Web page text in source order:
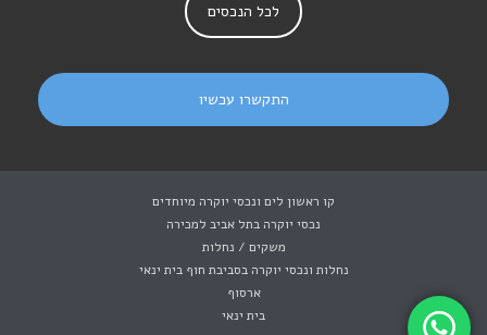
לכל הנכסים
התקשרו עכשיו
קו ראשון לים ונכסי יוקרה מיוחדים
נכסי יוקרה בתל אביב למכירה
משקים / נחלות
נחלות ונכסי יוקרה בסביבת חוף בית ינאי
ארסוף
בית ינאי